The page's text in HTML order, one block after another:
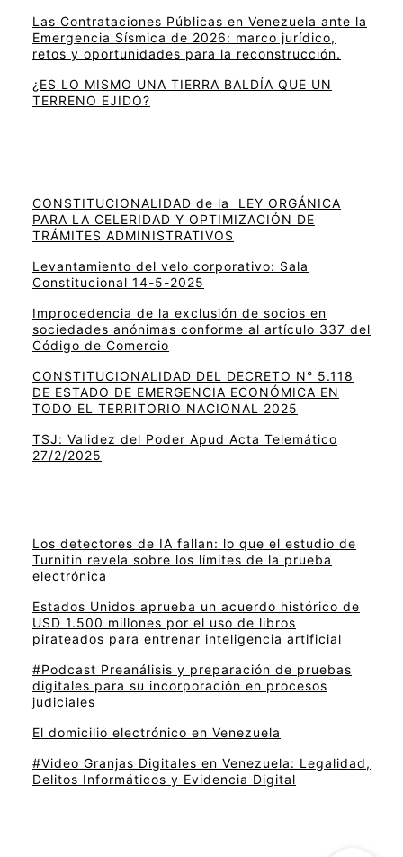
Las Contrataciones Públicas en Venezuela ante la
Emergencia Sísmica de 2026: marco jurídico,
retos y oportunidades para la reconstrucción.
¿ES LO MISMO UNA TIERRA BALDÍA QUE UN
TERRENO EJIDO?
CONSTITUCIONALIDAD de la LEY ORGÁNICA
PARA LA CELERIDAD Y OPTIMIZACIÓN DE
TRÁMITES ADMINISTRATIVOS
Levantamiento del velo corporativo: Sala
Constitucional 14-5-2025
Improcedencia de la exclusión de socios en
sociedades anónimas conforme al artículo 337 del
Código de Comercio
CONSTITUCIONALIDAD DEL DECRETO N° 5.118
DE ESTADO DE EMERGENCIA ECONÓMICA EN
TODO EL TERRITORIO NACIONAL 2025
TSJ: Validez del Poder Apud Acta Telemático
27/2/2025
Los detectores de IA fallan: lo que el estudio de
Turnitin revela sobre los límites de la prueba
electrónica
Estados Unidos aprueba un acuerdo histórico de
USD 1.500 millones por el uso de libros
pirateados para entrenar inteligencia artificial
#Podcast Preanálisis y preparación de pruebas
digitales para su incorporación en procesos
judiciales
El domicilio electrónico en Venezuela
#Video Granjas Digitales en Venezuela: Legalidad,
Delitos Informáticos y Evidencia Digital